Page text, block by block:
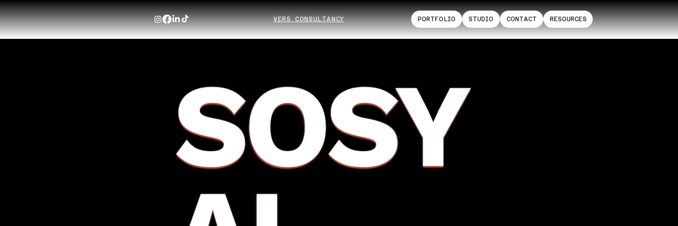
VERS CONSULTANCY PORTFOLIO STUDIO CONTACT RESOURCES
SOSY